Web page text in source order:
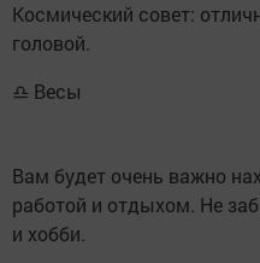
Космический совет:
головой.
♎ Весы
Вам будет очень важно
работой и отдыхом. Не
и хобби.